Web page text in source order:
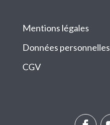
Mentions légales
Données personnelles
CGV